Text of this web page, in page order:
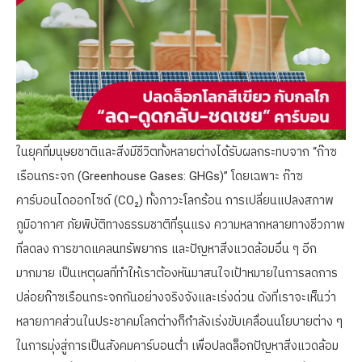
ในยุคที่มนุษยชาติและสิ่งมีชีวิตทั้งหลายต่างได้รับผลกระทบจาก “ก๊าซ
เรือนกระจก (Greenhouse Gases: GHGs)” โดยเฉพาะ ก๊าซ
คาร์บอนไดออกไซด์ (CO₂) ทั้งภาวะโลกร้อน การเปลี่ยนแปลงสภาพ
ภูมิอากาศ ภัยพิบัติทางธรรมชาติที่รุนแรง ความหลากหลายทางชีวภาพ
ที่ลดลง การขาดแคลนทรัพยากร และปัญหาสิ่งแวดล้อมอื่น ๆ อีก
มากมาย เป็นเหตุผลที่ทำให้เราต้องหันมาสนใจเป้าหมายในการลดการ
ปล่อยก๊าซเรือนกระจกกันอย่างจริงจังและเร่งด่วน ดังที่เราจะเห็นว่า
หลายภาคส่วนในประชาคมโลกต่างก็กำลังเร่งขับเคลื่อนนโยบายต่าง ๆ
ในการมุ่งสู่การเป็นสังคมคาร์บอนต่ำ เพื่อปลดล็อกปัญหาสิ่งแวดล้อม